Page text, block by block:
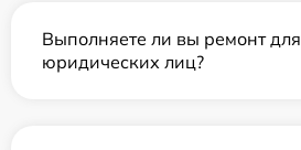
Выполняете ли вы ремонт для
юридических лиц?